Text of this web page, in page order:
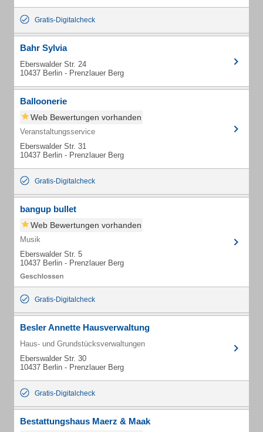
Gratis-Digitalcheck
Bahr Sylvia
Eberswalder Str. 24
10437 Berlin - Prenzlauer Berg
Balloonerie
Web Bewertungen vorhanden
Veranstaltungsservice
Eberswalder Str. 31
10437 Berlin - Prenzlauer Berg
Gratis-Digitalcheck
bangup bullet
Web Bewertungen vorhanden
Musik
Eberswalder Str. 5
10437 Berlin - Prenzlauer Berg
Gratis-Digitalcheck
Besler Annette Hausverwaltung
Haus- und Grundstücksverwaltungen
Eberswalder Str. 30
10437 Berlin - Prenzlauer Berg
Gratis-Digitalcheck
Bestattungshaus Maerz & Maak